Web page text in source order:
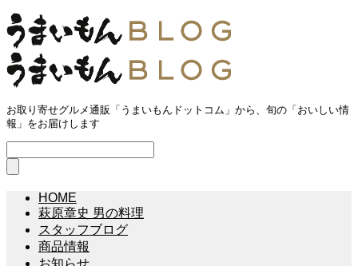
お取り寄せグルメ通販「うまいもんドットコム」から、旬の「おいしい情
報」をお届けします
HOME
萩原章史 男の料理
スタッフブログ
商品情報
お知らせ